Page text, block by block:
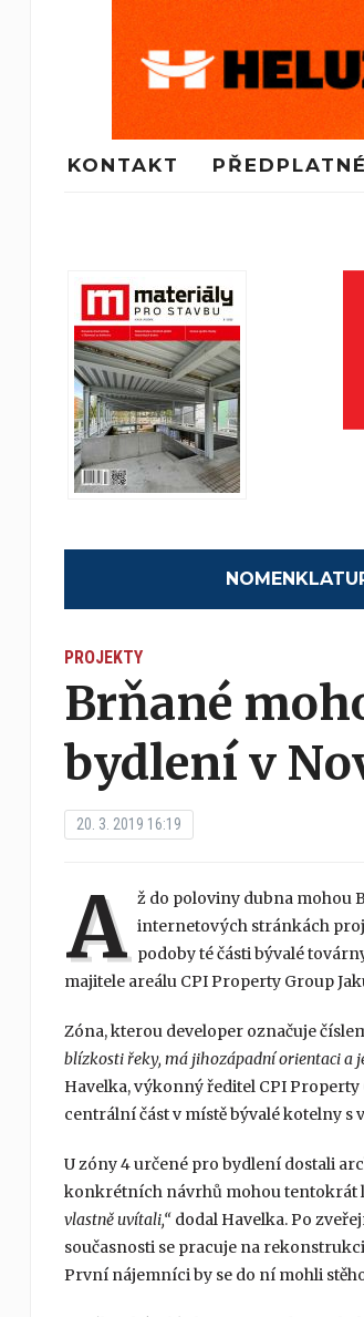
KONTAKT PŘEDPLATNÉ
PROJEKTY
Brňané
bydlení v
20. 3. 2019 16:19
A ž do poloviny dubna mohou
internetových stránkách
podoby té části bývalé
majitele areálu CPI Property Group
Zóna, kterou developer označuje
blízkosti řeky, má jihozápadní orientaci a
Havelka, výkonný ředitel CPI Property
centrální část v místě bývalé kotelny s
U zóny 4 určené pro bydlení dostali
konkrétních návrhů mohou tentokrát
vlastně uvítali,“ dodal Havelka. Po
současnosti se pracuje na
První nájemníci by se do ní mohli